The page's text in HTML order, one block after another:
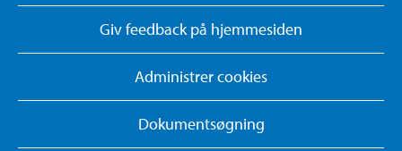
Giv feedback på hjemmesiden
Administrer cookies
Dokumentsøgning